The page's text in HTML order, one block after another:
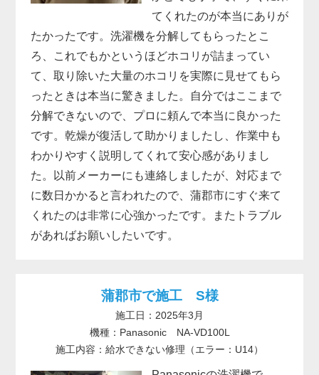
てくれたのが本当にありが
たかったです。洗濯機を分解してもらったとこ
ろ、これでもかというほどホコリが詰まってい
て、取り除いた大量のホコリを実際に見せてもら
ったときは本当に驚きました。自分ではここまで
分解できないので、プロに頼んで本当に良かった
です。乾燥が復活して助かりましたし、作業中も
わかりやすく説明してくれて安心感がありまし
た。以前メーカーにも連絡しましたが、対応まで
に数日かかると言われたので、蒲郡市にすぐ来て
くれたのは非常に心強かったです。またトラブル
があればお願いしたいです。
蒲郡市で施工 S様
施工日：2025年3月
機種：Panasonic NA-VD100L
施工内容：給水できない修理（エラー：U14）